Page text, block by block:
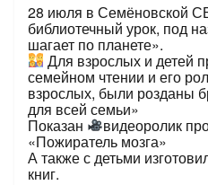
28 июля в Семёновской
библиотечный урок, под
шагает по планете».
Для взрослых и детей
семейном чтении и его
взрослых, были розданы
для всей семьи»
Показан видеоролик
«Пожиратель мозга»
А также с детьми
книг.